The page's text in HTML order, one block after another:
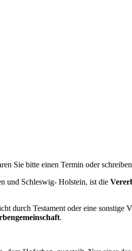
Sie bitte einen Termin oder
und Schleswig- Holstein, ist die
durch Testament oder eine sonstige
.